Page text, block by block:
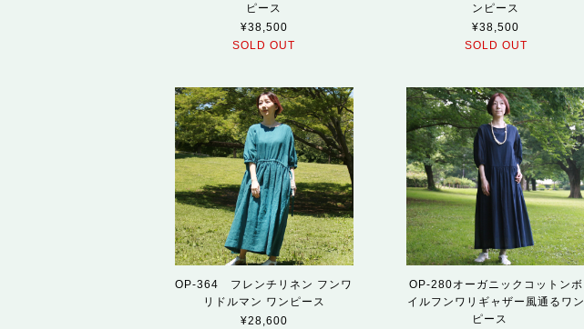
ピース
¥38,500
SOLD OUT
ンピース
¥38,500
SOLD OUT
OP-364 フレンチリネン フンワ
リドルマン ワンピース
¥28,600
OP-280オーガニックコットンボ
イルフンワリギャザー風通るワン
ピース